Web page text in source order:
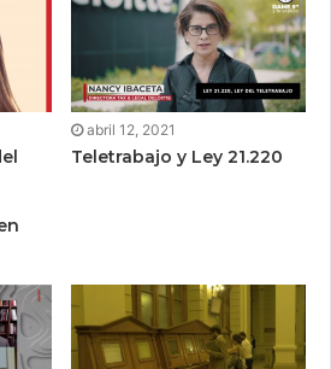
abril 12, 2021
Teletrabajo y Ley 21.220